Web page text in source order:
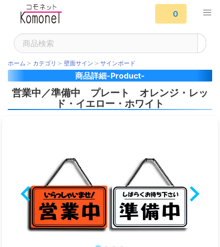
0
ホーム カテゴリ 壁面サイン サインボード
商品詳細-Product-
営業中／準備中 プレート オレンジ・レッ
ド・イエロー・ホワイト